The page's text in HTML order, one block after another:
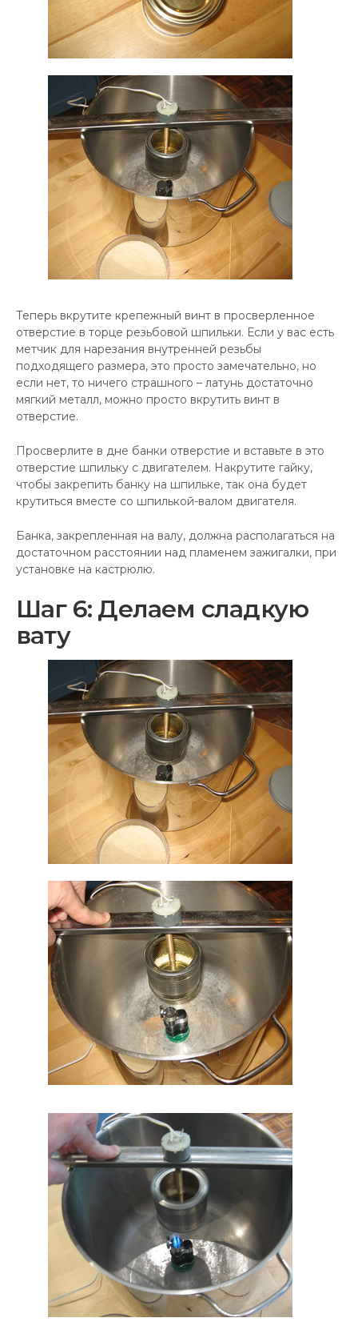
Теперь вкрутите крепежный винт в просверленное
отверстие в торце резьбовой шпильки. Если у вас есть
метчик для нарезания внутренней резьбы
подходящего размера, это просто замечательно, но
если нет, то ничего страшного – латунь достаточно
мягкий металл, можно просто вкрутить винт в
отверстие.
Просверлите в дне банки отверстие и вставьте в это
отверстие шпильку с двигателем. Накрутите гайку,
чтобы закрепить банку на шпильке, так она будет
крутиться вместе со шпилькой-валом двигателя.
Банка, закрепленная на валу, должна располагаться на
достаточном расстоянии над пламенем зажигалки, при
установке на кастрюлю.
Шаг 6: Делаем сладкую
вату